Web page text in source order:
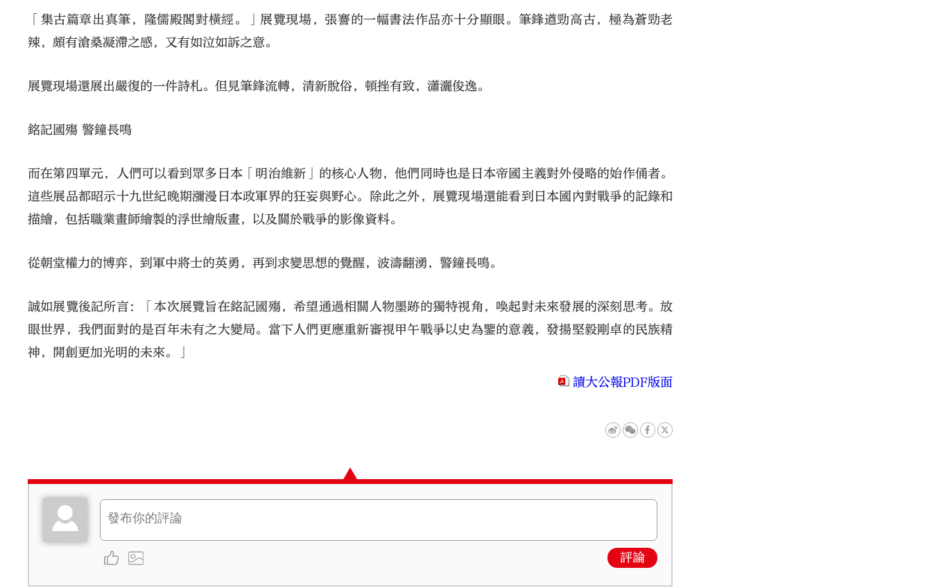
「集古篇章出真筆，隆儒殿閣對橫經。」展覽現場，張謇的一幅書法作品亦十分顯眼。筆鋒遒勁高古，極為蒼勁老
辣，頗有滄桑凝滯之感，又有如泣如訴之意。
展覽現場還展出嚴復的一件詩札。但見筆鋒流轉，清新脫俗，頓挫有致，瀟灑俊逸。
銘記國殤 警鐘長鳴
而在第四單元，人們可以看到眾多日本「明治維新」的核心人物，他們同時也是日本帝國主義對外侵略的始作俑者。
這些展品都昭示十九世紀晚期瀰漫日本政軍界的狂妄與野心。除此之外，展覽現場還能看到日本國內對戰爭的記錄和
描繪，包括職業畫師繪製的浮世繪版畫，以及關於戰爭的影像資料。
從朝堂權力的博弈，到軍中將士的英勇，再到求變思想的覺醒，波濤翻湧，警鐘長鳴。
誠如展覽後記所言：「本次展覽旨在銘記國殤，希望通過相關人物墨跡的獨特視角，喚起對未來發展的深刻思考。放
眼世界，我們面對的是百年未有之大變局。當下人們更應重新審視甲午戰爭以史為鑒的意義，發揚堅毅剛卓的民族精
神，開創更加光明的未來。」
讀大公報PDF版面
評論